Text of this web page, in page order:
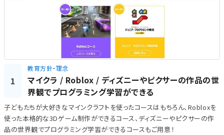
1
教育方針・理念
マイクラ / Roblox / ディズニーやピクサーの作品の世
界観でプログラミング学習ができる
子どもたちが大好きなマインクラフトを使ったコースはもちろん、Robloxを
使った本格的な3Dゲーム制作ができるコース、ディズニーやピクサーの作
品の世界観でプログラミング学習ができるコースもご用意！